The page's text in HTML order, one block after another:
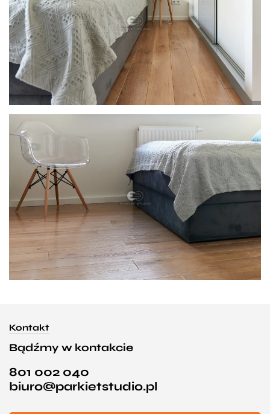
Kontakt
Bądźmy w kontakcie
801 002 040
biuro@parkietstudio.pl